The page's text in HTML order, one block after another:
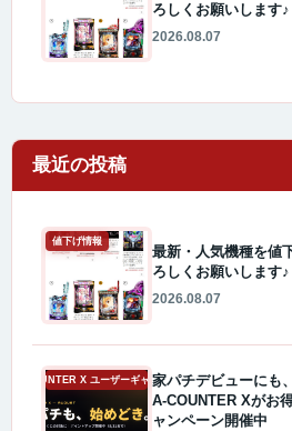
ろしくお願いします♪
2026.08.07
最近の投稿
値下げ情報
最新・人気機種を値
ろしくお願いします♪
2026.08.07
A-COUNTER X ユーザーギャラリー家パチデビューにも
A-COUNTER Xがお
ャンペーン開催中